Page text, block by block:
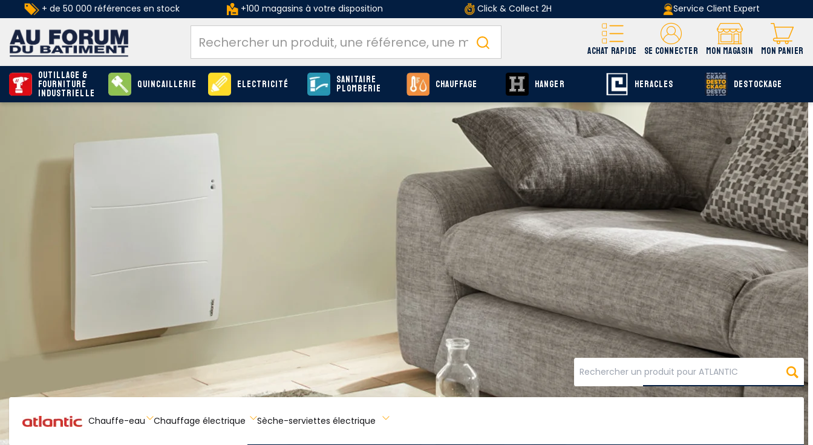
+ de 50 000 références en stock +100 magasins à votre disposition Click & Collect 2H Service Client Expert
ACHAT RAPIDE SE CONNECTER MON MAGASIN MON PANIER
Outillage &
Fourniture
industrielle
Quincaillerie Electricité Sanitaire
Plomberie Chauffage HANGER HERACLES DESTOCKAGE
Chauffe-eau Chauffage électrique Sèche-serviettes électrique